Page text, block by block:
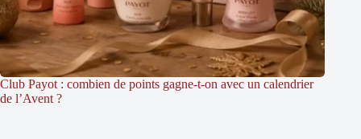
Club Payot : combien de points gagne-t-on avec un calendrier
de l’Avent ?